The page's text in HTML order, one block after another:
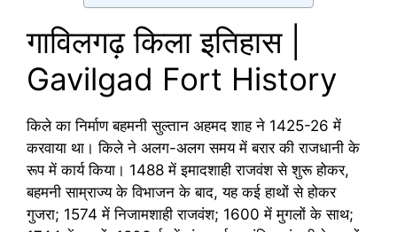
गाविलगढ़ किला इतिहास |
Gavilgad Fort History
किले का निर्माण बहमनी सुल्तान अहमद शाह ने 1425-26 में
करवाया था। किले ने अलग-अलग समय में बरार की राजधानी के
रूप में कार्य किया। 1488 में इमादशाही राजवंश से शुरू होकर,
बहमनी साम्राज्य के विभाजन के बाद, यह कई हाथों से होकर
गुजरा; 1574 में निजामशाही राजवंश; 1600 में मुगलों के साथ;